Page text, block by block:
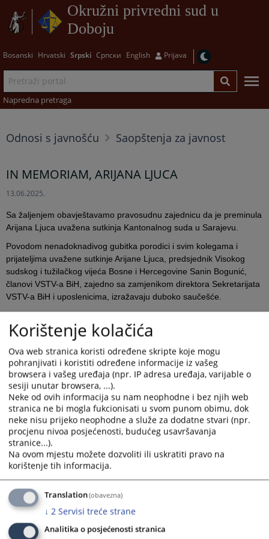
Okružni privredni sud u
Doboju
Bosanski Hrvatski Srpski Српски English Prijava
Napredna pretraga
Odnosi s javnošću Saopštenja za javnost
IN MEMORIAM, ARIJANA LJUCA
13.06.2025.
Sa žaljenjem obavještavamo pravosudnu zajednicu da je preminula
Arijana Ljuca uvažena sutkinja Kantonalnog suda u Sarajevu.
Povodom nenadoknadivog gubitka porodici i svim kolegama i
prijateljima uvažene sutkinje Arijane Ljuca, predsjednik Visokog
sudskog i tužilačkog vijeća Bosne i Hercegovine Sanin Bogunić,
članovi VSTV-a BiH, zajedno sa zamjenikom direktora Sekretarijata
VSTV-a BiH i uposlenicima, izražavaju duboko saučešće.
Arijana Ljuca rođena je 15.07.1975. godine u Zenici. Diplomirala je
na Pravnom fakultetu Univerziteta u Sarajevu 1999. godine te je
pravosudni ispit položila 2002. godine u Sarajevu.
Pravosudnu karijeru započela je kao pripravnik-volonter u
Općinskom sudu 1 u Sarajevu 2000. godine gdje je nastavila raditi
kao pripravnik u periodu od 2000. do 2002. godine. Od 2002. do
2003. godine je radila kao advokatski stručni saradnik i zastupala
firme iz oblasti autorskih prava i patenata. Kao stručni saradnik
radila je u Općinskom sudu za prekršaje Stari Grad i Općinskom
sudu Sarajevo u periodu od 2003. do 2007. godine. Godine 2007.
godine je imenovana za dodatnog sudiju Općinskog suda u
Sarajevo i iste godine preuzima poziciju sudije u tom sudu. U julu
2024. godine imenovana je za sudiju Kantonalnog suda u Sarajevu.
Sutkinja Ljuca je napisala i više stručnih radova u oblasti
pravosuđa.
Korištenje kolačića
Ova web stranica koristi određene skripte koje mogu
pohranjivati i koristiti određene informacije iz vašeg
browsera i vašeg uređaja (npr. IP adresa uređaja, varijable o
sesiji unutar browsera, ...).
Neke od ovih informacija su nam neophodne i bez njih web
stranica ne bi mogla fukcionisati u svom punom obimu, dok
neke nisu prijeko neophodne a služe za dodatne stvari (npr.
procjenu nivoa posjećenosti, budućeg usavršavanja
stranice...).
Na ovom mjestu možete dozvoliti ili uskratiti pravo na
korištenje tih informacija.
Translation(obavezna)
↓ 2 Servisi treće strane
Analitika o posjećenosti stranica